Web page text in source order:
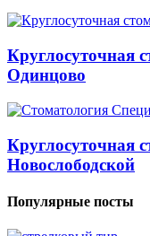
Круглосуточная
Одинцово
Круглосуточная
Новослободской
Популярные посты